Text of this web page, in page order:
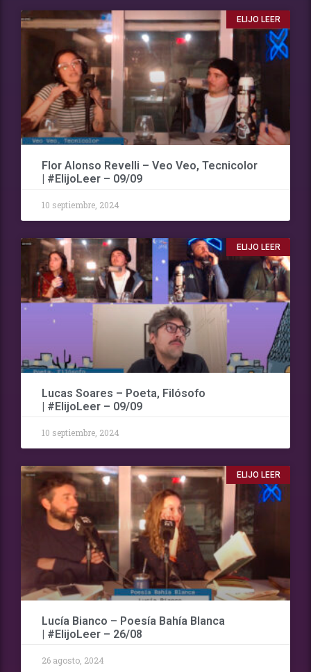
ELIJO LEER
Flor Alonso Revelli – Veo Veo, Tecnicolor
| #ElijoLeer – 09/09
10 septiembre, 2024
ELIJO LEER
Lucas Soares – Poeta, Filósofo
| #ElijoLeer – 09/09
10 septiembre, 2024
ELIJO LEER
Lucía Bianco – Poesía Bahía Blanca
| #ElijoLeer – 26/08
26 agosto, 2024